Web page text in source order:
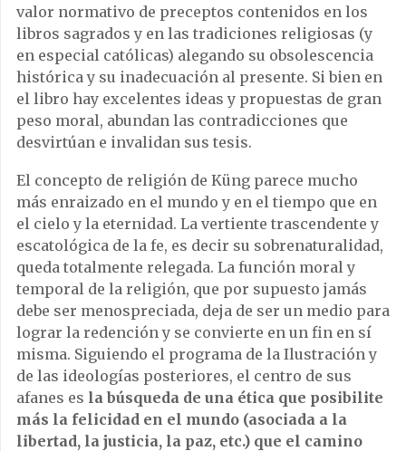
valor normativo de preceptos contenidos en los
libros sagrados y en las tradiciones religiosas (y
en especial católicas) alegando su obsolescencia
histórica y su inadecuación al presente. Si bien en
el libro hay excelentes ideas y propuestas de gran
peso moral, abundan las contradicciones que
desvirtúan e invalidan sus tesis.
El concepto de religión de Küng parece mucho
más enraizado en el mundo y en el tiempo que en
el cielo y la eternidad. La vertiente trascendente y
escatológica de la fe, es decir su sobrenaturalidad,
queda totalmente relegada. La función moral y
temporal de la religión, que por supuesto jamás
debe ser menospreciada, deja de ser un medio para
lograr la redención y se convierte en un fin en sí
misma. Siguiendo el programa de la Ilustración y
de las ideologías posteriores, el centro de sus
afanes es la búsqueda de una ética que posibilite
más la felicidad en el mundo (asociada a la
libertad, la justicia, la paz, etc.) que el camino